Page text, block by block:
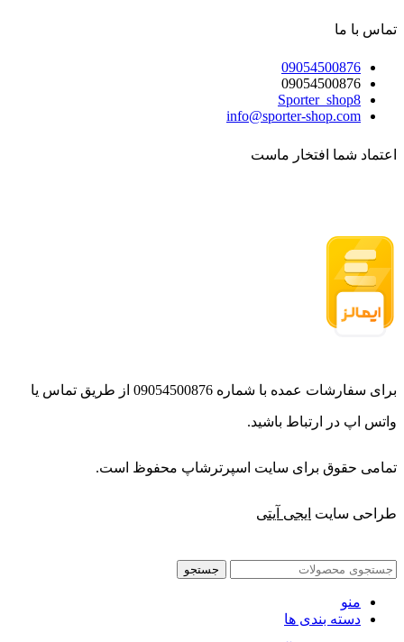
تماس با ما
09054500876
09054500876
Sporter_shop8
info@sporter-shop.com
اعتماد شما افتخار ماست
برای سفارشات عمده با شماره 09054500876 از طریق تماس یا
واتس اپ در ارتباط باشید.
تمامی حقوق برای سایت اسپرترشاپ محفوظ است.
طراحی سایت ایجی آیتی
جستجو
منو
دسته بندی ها